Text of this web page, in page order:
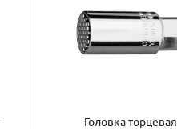
Головка торцевая